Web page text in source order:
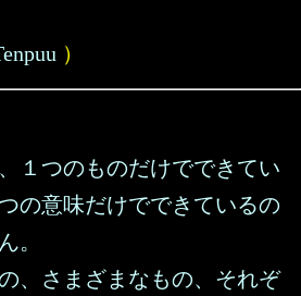
）
１つのものだけでできてい
の意味だけでできているの
。
、さまざまなもの、それぞ